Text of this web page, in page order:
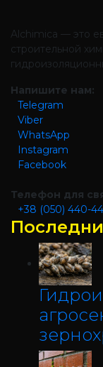
Alchimica — это
строительной
Напишите нам:
Telegram
Viber
WhatsApp
Instagram
Facebook
Телефон для
+38 (050) 440-